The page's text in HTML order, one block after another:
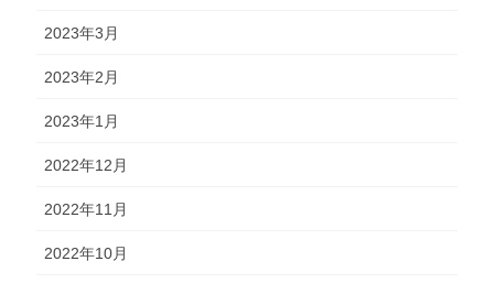
2023年3月
2023年2月
2023年1月
2022年12月
2022年11月
2022年10月